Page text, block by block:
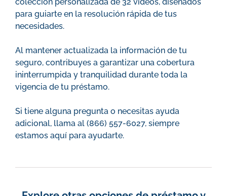
para guiarte en la resolución rápida de tus
necesidades.
Al mantener actualizada la información de tu
seguro, contribuyes a garantizar una cobertura
ininterrumpida y tranquilidad durante toda la
vigencia de tu préstamo.
Si tiene alguna pregunta o necesitas ayuda
adicional, llama al (866) 557-6027, siempre
estamos aquí para ayudarte.